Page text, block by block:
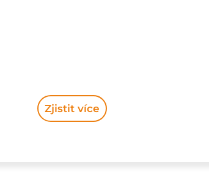
Zjistit více